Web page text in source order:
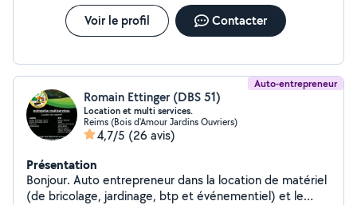
Voir le profil Contacter
Auto-entrepreneur
Romain Ettinger (DBS 51)
Location et multi services.
Reims (Bois d'Amour Jardins Ouvriers)
4,7/5 (26 avis)
Présentation
Bonjour. Auto entrepreneur dans la location de matériel
(de bricolage, jardinage, btp et événementiel) et le